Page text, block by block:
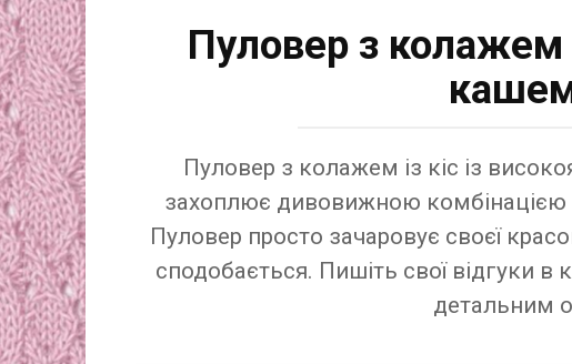
Пуловер з колажем
Пуловер з колажем із кіс із
захоплює дивовижною комбінацією
Пуловер просто зачаровує своєї
сподобається. Пишіть свої відгуки в
детальним